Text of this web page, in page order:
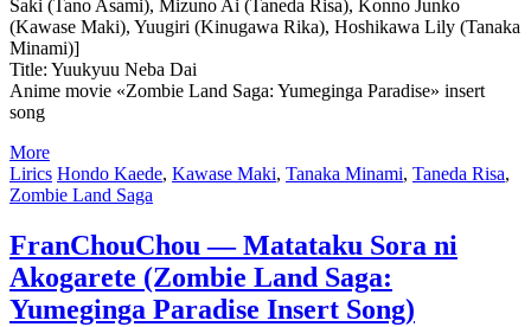
Saki (Tano Asami), Mizuno Ai (Taneda Risa), Konno Junko
(Kawase Maki), Yuugiri (Kinugawa Rika), Hoshikawa Lily (Tanaka
Minami)]
Title: Yuukyuu Neba Dai
Anime movie «Zombie Land Saga: Yumeginga Paradise» insert
song
More
Lirics Hondo Kaede, Kawase Maki, Tanaka Minami, Taneda Risa,
Zombie Land Saga
FranChouChou — Matataku Sora ni
Akogarete (Zombie Land Saga:
Yumeginga Paradise Insert Song)